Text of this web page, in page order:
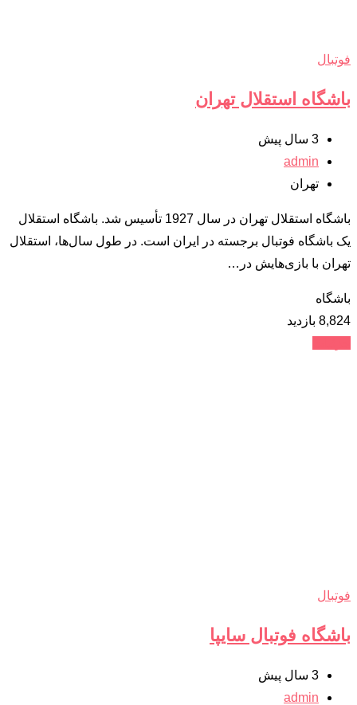
فوتبال
باشگاه استقلال تهران
3 سال پیش
admin
تهران
باشگاه استقلال تهران در سال 1927 تأسیس شد. باشگاه استقلال
یک باشگاه فوتبال برجسته در ایران است. در طول سال‌ها، استقلال
تهران با بازی‌هایش در…
باشگاه
8,824 بازدید
فوتبال
باشگاه فوتبال سایپا
3 سال پیش
admin